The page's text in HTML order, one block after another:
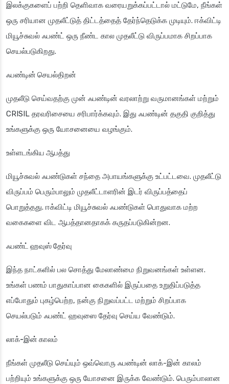
இலக்குகளைப் பற்றி தெளிவாக வரையறுக்கப்பட்டால் மட்டுமே, நீங்கள்
ஒரு சரியான முதலீட்டுத் திட்டத்தைத் தேர்ந்தெடுக்க முடியும். ஈக்விட்டி
மியூச்சுவல் ஃபண்ட் ஒரு நீண்ட கால முதலீட்டு விருப்பமாக சிறப்பாக
செயல்படுகிறது.
ஃபண்டின் செயல்திறன்
முதலீடு செய்வதற்கு முன் ஃபண்டின் வரலாற்று வருமானங்கள் மற்றும்
CRISIL தரவரிசையை சரிபார்க்கவும். இது ஃபண்டின் தகுதி குறித்து
உங்களுக்கு ஒரு யோசனையை வழங்கும்.
உள்ளடங்கிய ஆபத்து
மியூச்சுவல் ஃபண்டுகள் சந்தை அபாயங்களுக்கு உட்பட்டவை. முதலீட்டு
விருப்பம் பெரும்பாலும் முதலீட்டாளரின் இடர் விருப்பத்தைப்
பொறுத்தது. ஈக்விட்டி மியூச்சுவல் ஃபண்டுகள் பொதுவாக மற்ற
வகைகளை விட ஆபத்தானதாகக் கருதப்படுகின்றன.
ஃபண்ட் ஹவுஸ் தேர்வு
இந்த நாட்களில் பல சொத்து மேலாண்மை நிறுவனங்கள் உள்ளன.
உங்கள் பணம் பாதுகாப்பான கைகளில் இருப்பதை உறுதிப்படுத்த
எப்போதும் புகழ்பெற்ற, நன்கு நிறுவப்பட்ட மற்றும் சிறப்பாக
செயல்படும் ஃபண்ட் ஹவுஸை தேர்வு செய்ய வேண்டும்.
லாக்-இன் காலம்
நீங்கள் முதலீடு செய்யும் ஒவ்வொரு ஃபண்டின் லாக்-இன் காலம்
பற்றியும் உங்களுக்கு ஒரு யோசனை இருக்க வேண்டும். பெரும்பாலான